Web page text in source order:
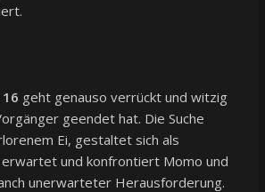
geht genauso verrückt und witzig
geendet hat. Die Suche
Ei, gestaltet sich als
und konfrontiert Momo und
unerwarteter Herausforderung.